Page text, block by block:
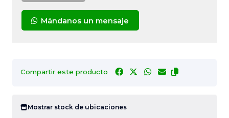
Mándanos un mensaje
Compartir este producto
Mostrar stock de ubicaciones